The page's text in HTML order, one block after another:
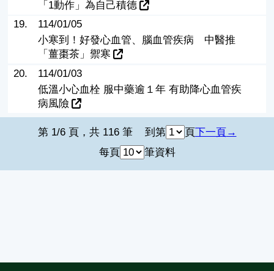
「1動作」為自己積德
19.
114/01/05
小寒到！好發心血管、腦血管疾病 中醫推
「薑棗茶」禦寒
20.
114/01/03
低溫小心血栓 服中藥逾１年 有助降心血管疾
病風險
第 1/6 頁，共 116 筆 到第 頁下一頁
每頁
筆資料